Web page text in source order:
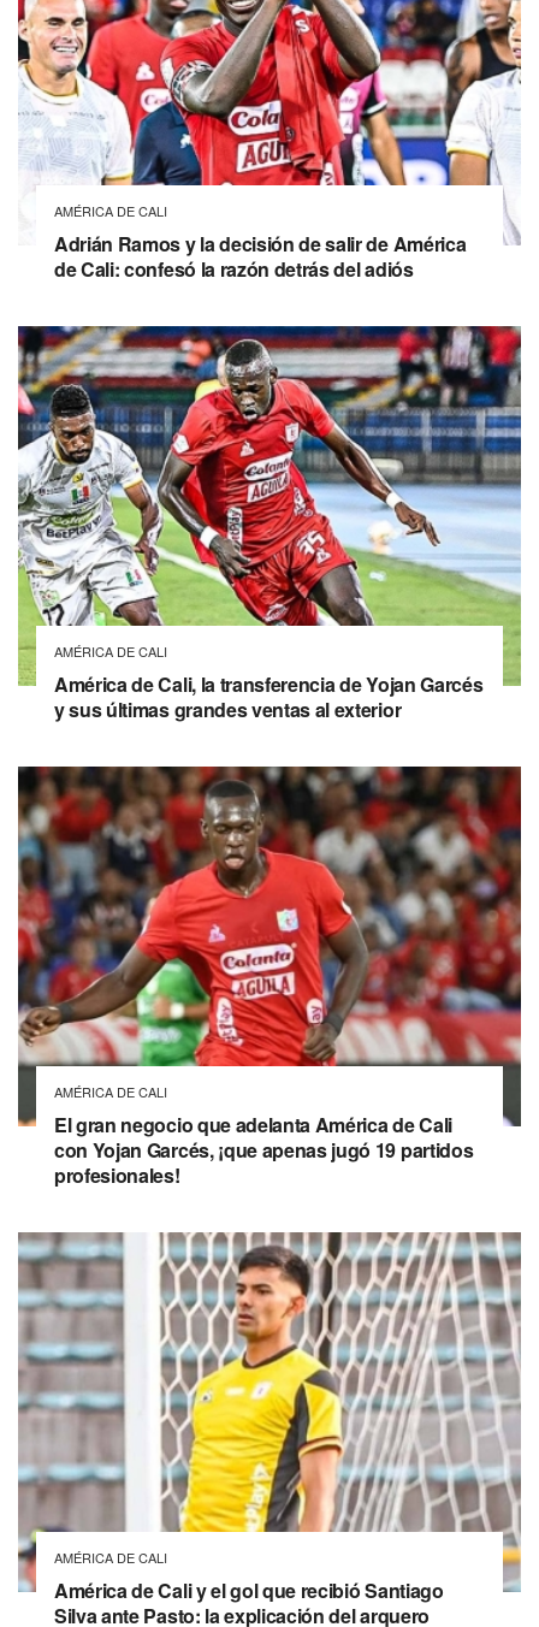
AMÉRICA DE CALI
Adrián Ramos y la decisión de salir de América
de Cali: confesó la razón detrás del adiós
AMÉRICA DE CALI
América de Cali, la transferencia de Yojan Garcés
y sus últimas grandes ventas al exterior
AMÉRICA DE CALI
El gran negocio que adelanta América de Cali
con Yojan Garcés, ¡que apenas jugó 19 partidos
profesionales!
AMÉRICA DE CALI
América de Cali y el gol que recibió Santiago
Silva ante Pasto: la explicación del arquero